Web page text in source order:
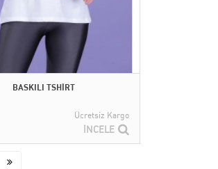
BASKILI TSHİRT
Ücretsiz Kargo
İNCELE